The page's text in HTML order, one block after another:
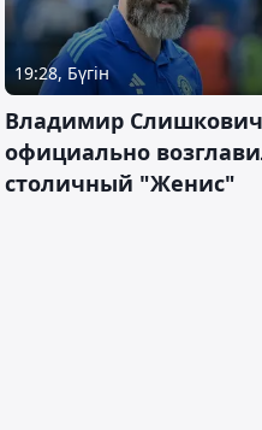
19:28, Бүгін
Владимир Слишкович
официально
столичный "Женис"